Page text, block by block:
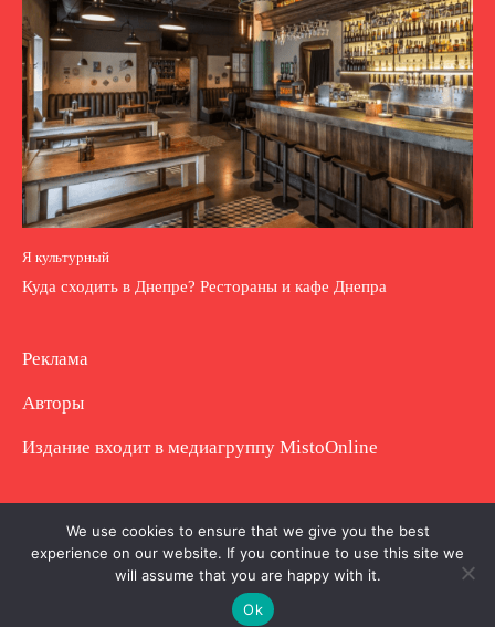
Я культурный
Куда сходить в Днепре? Рестораны и кафе Днепра
Реклама
Авторы
Издание входит в медиагруппу MistoOnline
Copyright © Полное использование материала
запрещено. Частично разрешено с гиперссылкой.
We use cookies to ensure that we give you the best
experience on our website. If you continue to use this site we
will assume that you are happy with it.
Ok